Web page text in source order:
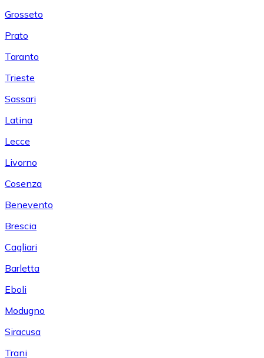
Grosseto
Prato
Taranto
Trieste
Sassari
Latina
Lecce
Livorno
Cosenza
Benevento
Brescia
Cagliari
Barletta
Eboli
Modugno
Siracusa
Trani